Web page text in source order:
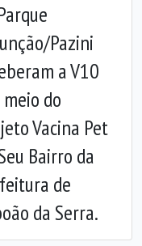
Pazini
a V10
do
Vacina Pet
Bairro da
de
da Serra.